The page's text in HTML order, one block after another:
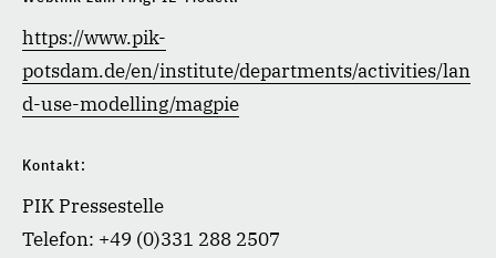
https://www.pik-
potsdam.de/en/institute/departments/activities/lan
d-use-modelling/magpie
Kontakt:
PIK Pressestelle
Telefon: +49 (0)331 288 2507